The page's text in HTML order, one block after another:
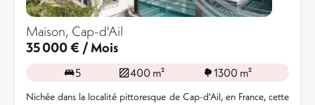
Maison, Cap-d'Ail
35 000 € / Mois
5 400 m² 1300 m²
Nichée dans la localité pittoresque de Cap-d'Ail, en France, cette